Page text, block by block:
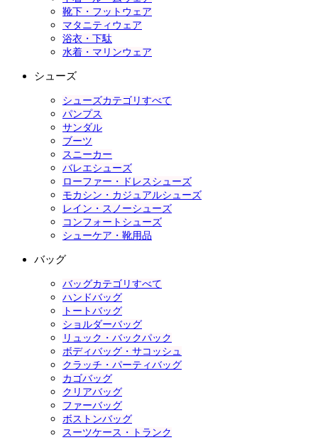
靴下・フットウェア
マタニティウェア
浴衣・下駄
水着・マリンウェア
シューズ
シューズカテゴリすべて
パンプス
サンダル
ブーツ
スニーカー
バレエシューズ
ローファー・ドレスシューズ
モカシン・カジュアルシューズ
レイン・スノーシューズ
コンフォートシューズ
シューケア・靴用品
バッグ
バッグカテゴリすべて
ハンドバッグ
トートバッグ
ショルダーバッグ
リュック・バックパック
ボディバッグ・サコッシュ
クラッチ・パーティバッグ
カゴバッグ
クリアバッグ
ファーバッグ
ボストンバッグ
スーツケース・トランク